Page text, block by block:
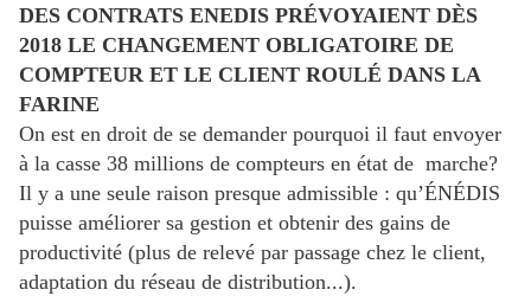
DES CONTRATS ENEDIS PRÉVOYAIENT DÈS
2018 LE CHANGEMENT OBLIGATOIRE DE
COMPTEUR ET LE CLIENT ROULÉ DANS LA
FARINE
On est en droit de se demander pourquoi il faut envoyer
à la casse 38 millions de compteurs en état de marche?
Il y a une seule raison presque admissible : qu’ÉNÉDIS
puisse améliorer sa gestion et obtenir des gains de
productivité (plus de relevé par passage chez le client,
adaptation du réseau de distribution...).